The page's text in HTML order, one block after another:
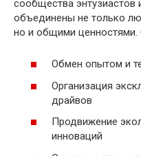
сообщества энтузиастов
объединены не только
но и общими ценностями.
Обмен опытом и
Организация
драйвов
Продвижение
инноваций